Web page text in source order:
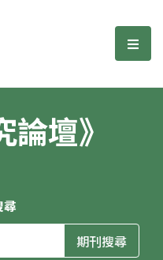
選
論壇》
尋